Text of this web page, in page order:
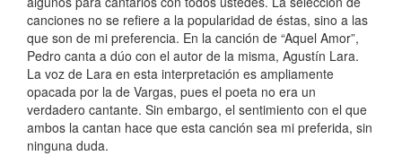
canciones no se refiere a la popularidad de éstas, sino a las
que son de mi preferencia. En la canción de “Aquel Amor”,
Pedro canta a dúo con el autor de la misma, Agustín Lara.
La voz de Lara en esta interpretación es ampliamente
opacada por la de Vargas, pues el poeta no era un
verdadero cantante. Sin embargo, el sentimiento con el que
ambos la cantan hace que esta canción sea mi preferida, sin
ninguna duda.